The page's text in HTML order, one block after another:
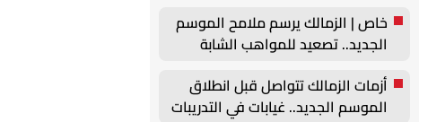
خاص | الزمالك يرسم ملامح الموسم
الجديد.. تصعيد للمواهب الشابة
أزمات الزمالك تتواصل قبل انطلاق
الموسم الجديد.. غيابات في التدريبات